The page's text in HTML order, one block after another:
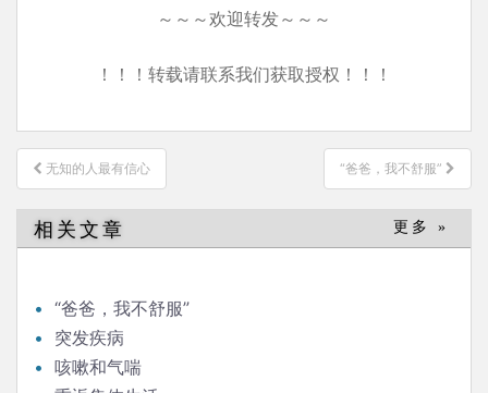
～～～欢迎转发～～～
！！！转载请联系我们获取授权！！！
文
章
导
航
无知的人最有信心 “爸爸，我不舒服”
相关文章 更多 »
“爸爸，我不舒服”
突发疾病
咳嗽和气喘